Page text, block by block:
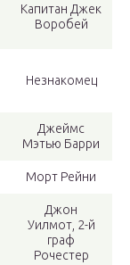
Капитан Джек
Воробей
Незнакомец
Джеймс
Мэтью Барри
Морт Рейни
Джон
Уилмот, 2-й
граф
Рочестер